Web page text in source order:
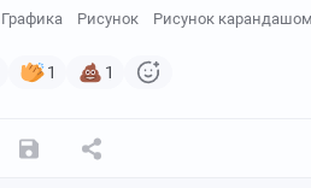
Графика Рисунок Рисунок карандашом
1 1